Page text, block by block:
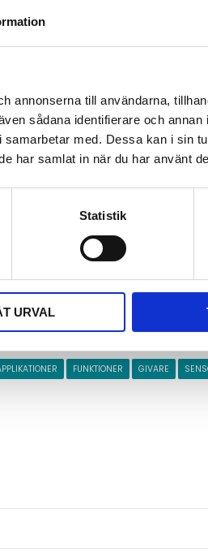
annonserna till användarna,
sådana identifierare och annan
med. Dessa kan i sin
har samlat in när du har använt
Statistik
URVAL
drivs fortfarande av
som använder
innebär att giftiga gaser kan
liknande anläggningar. Vid
ska ventilationen
av gaser vädras
FUNKTIONER GIVARE